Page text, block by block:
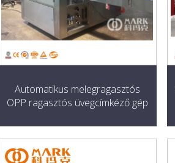
Automatikus melegragasztós
OPP ragasztós üvegcímkéző gép